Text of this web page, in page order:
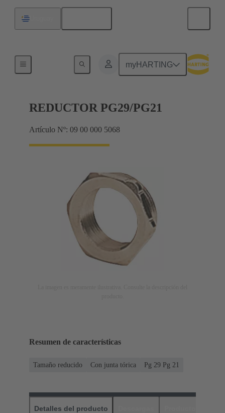
myHARTING
REDUCTOR PG29/PG21
Artículo Nº: 09 00 000 5068
Resumen de características
Tamaño reducido Con junta tórica Pg 29 Pg 21
Detalles del producto